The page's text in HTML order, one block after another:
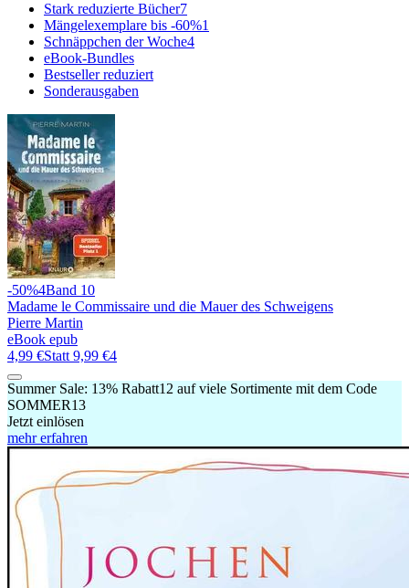
Stark reduzierte Bücher7
Mängelexemplare bis -60%1
Schnäppchen der Woche4
eBook-Bundles
Bestseller reduziert
Sonderausgaben
-50%4Band 10
Madame le Commissaire und die Mauer des Schweigens
Pierre Martin
eBook epub
4,99 €Statt 9,99 €4
Summer Sale: 13% Rabatt12 auf viele Sortimente mit dem Code
SOMMER13
Jetzt einlösen
mehr erfahren